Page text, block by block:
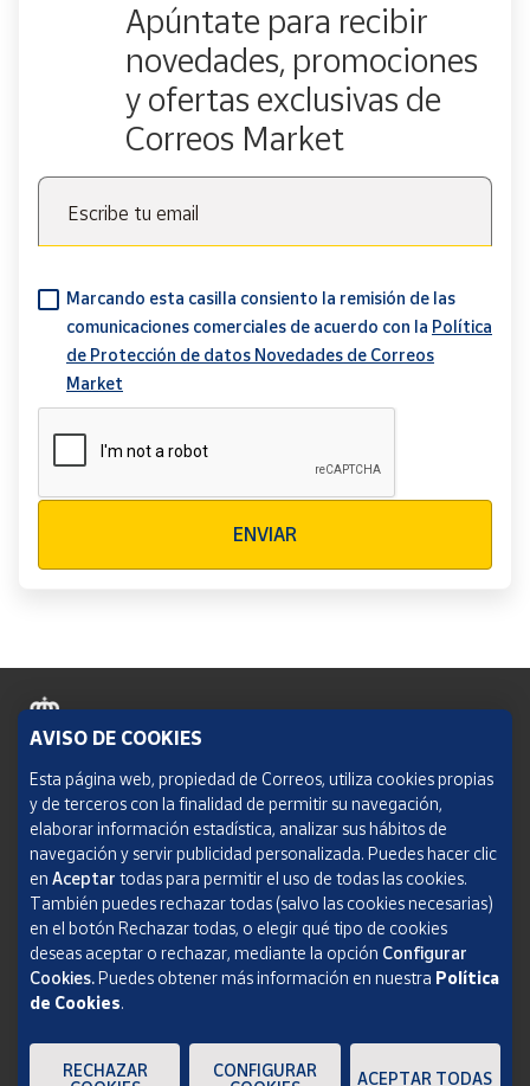
Apúntate para recibir
novedades, promociones
y ofertas exclusivas de
Correos Market
Escribe tu email
Marcando esta casilla consiento la remisión de las
comunicaciones comerciales de acuerdo con la Política
de Protección de datos Novedades de Correos
Market
ENVIAR
Política de cookies
Aviso legal
Condiciones del servicio
Política de Privacidad Web
Informe de transparencia
SOCIEDAD ESTATAL CORREOS Y TELÉGRAFOS, S.A., S.M.E. Todos los derechos
AVISO DE COOKIES
Esta página web, propiedad de Correos, utiliza cookies propias
y de terceros con la finalidad de permitir su navegación,
elaborar información estadística, analizar sus hábitos de
navegación y servir publicidad personalizada. Puedes hacer clic
en Aceptar todas para permitir el uso de todas las cookies.
También puedes rechazar todas (salvo las cookies necesarias)
en el botón Rechazar todas, o elegir qué tipo de cookies
deseas aceptar o rechazar, mediante la opción Configurar
Cookies.Puedes obtener más información en nuestra Política
de Cookies.
RECHAZAR
CONFIGURAR
ACEPTAR TODAS